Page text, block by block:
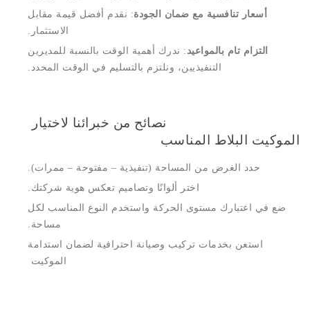
أسعار تنافسية مع ضمان الجودة: نقدم أفضل قيمة مقابل
الاستثمار.
التزام تام بالمواعيد : ندرك أهمية الوقت بالنسبة للمديرين
التنفيذيين، ونلتزم بالتسليم في الوقت المحدد.
نصائح من خبرائنا لاختيار
الموكيت البلاط المناسب
حدد الغرض من المساحة (تنفيذية – مفتوحة – ممرات).
اختر ألوانًا وتصاميم تعكس هوية شركتك.
ضع في اعتبارك مستوى الحركة واستخدم النوع المناسب لكل
مساحة.
استعن بخدمات تركيب وصيانة احترافية لضمان استدامة
الموكيت